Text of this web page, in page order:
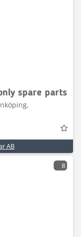
spare parts
AB
8